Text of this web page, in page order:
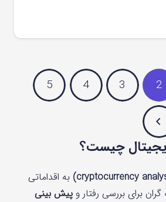
2
3
4
5
چیست؟
به اقداماتی
برای بررسی رفتار و پیش‌ بینی